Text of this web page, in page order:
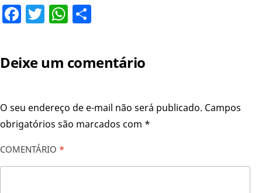
Facebook
TwitterWhatsApp
Deixe um comentário
O seu endereço de e-mail não será publicado. Campos
obrigatórios são marcados com *
COMENTÁRIO *